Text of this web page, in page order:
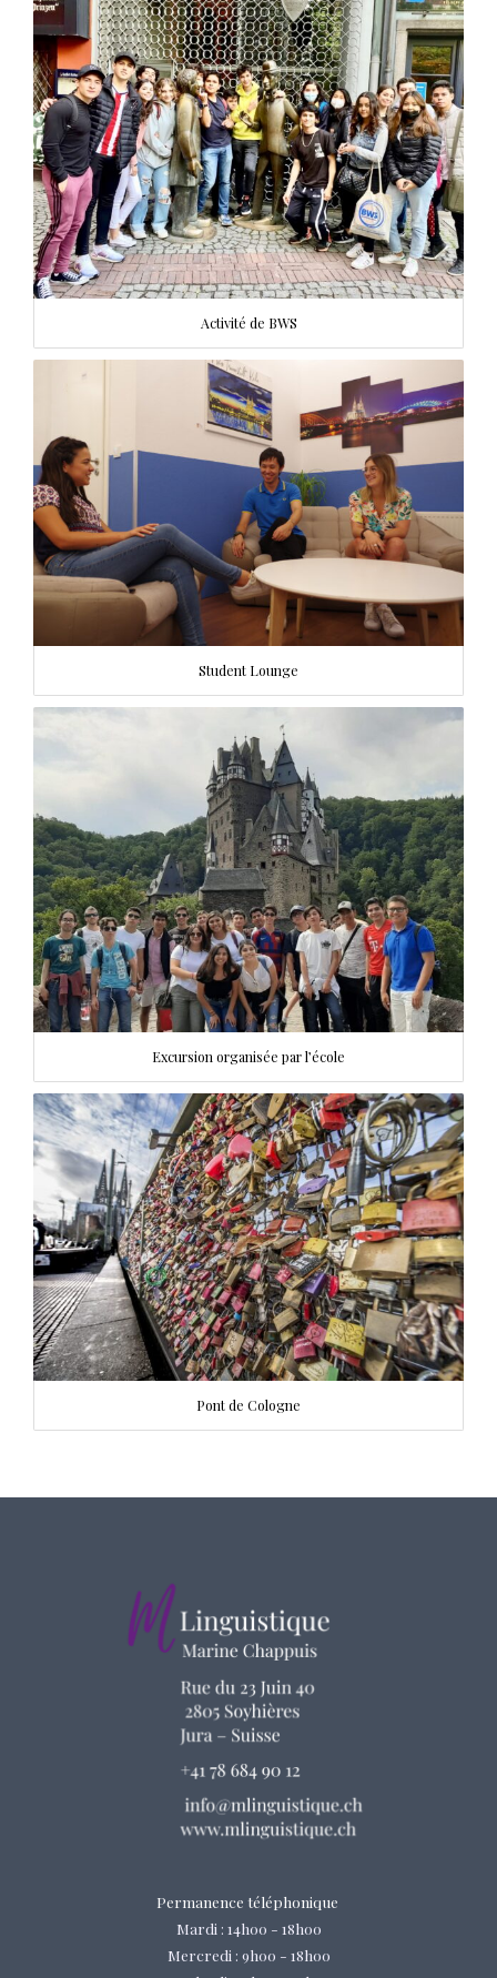
Activité de BWS
Student Lounge
Excursion organisée par l’école
Pont de Cologne
Permanence téléphonique
Mardi : 14h00 - 18h00
Mercredi : 9h00 - 18h00